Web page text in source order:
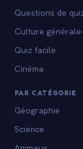
Questions de
Culture générale
Quiz facile
Cinéma
PAR CATÉGORIE
Géographie
Science